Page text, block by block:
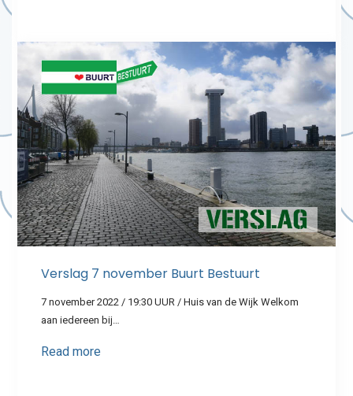
Verslag 7 november Buurt Bestuurt
7 november 2022 / 19:30 UUR / Huis van de Wijk Welkom
aan iedereen bij…
Read more